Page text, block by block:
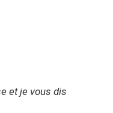
et je vous dis